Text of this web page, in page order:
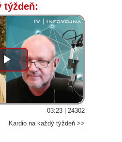
týždeň:
Play
Video
03:23 | 24302
Kardio na každý týždeň >>